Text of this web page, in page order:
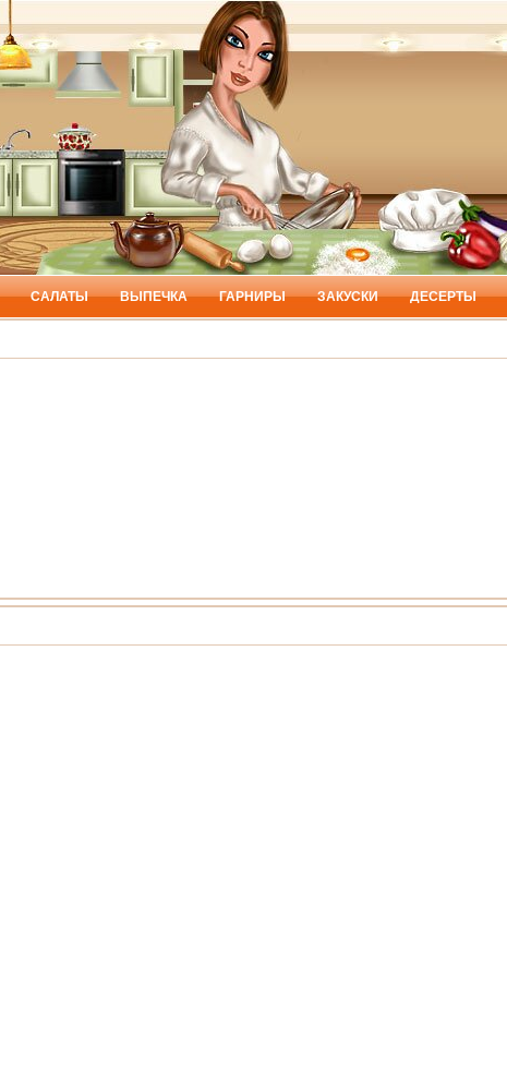
САЛАТЫ ВЫПЕЧКА ГАРНИРЫ ЗАКУСКИ ДЕСЕРТЫ